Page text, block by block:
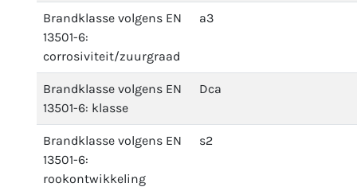
Brandklasse volgens EN
13501-6:
corrosiviteit/zuurgraad
a3
Brandklasse volgens EN
13501-6: klasse
Dca
Brandklasse volgens EN
13501-6:
rookontwikkeling
s2